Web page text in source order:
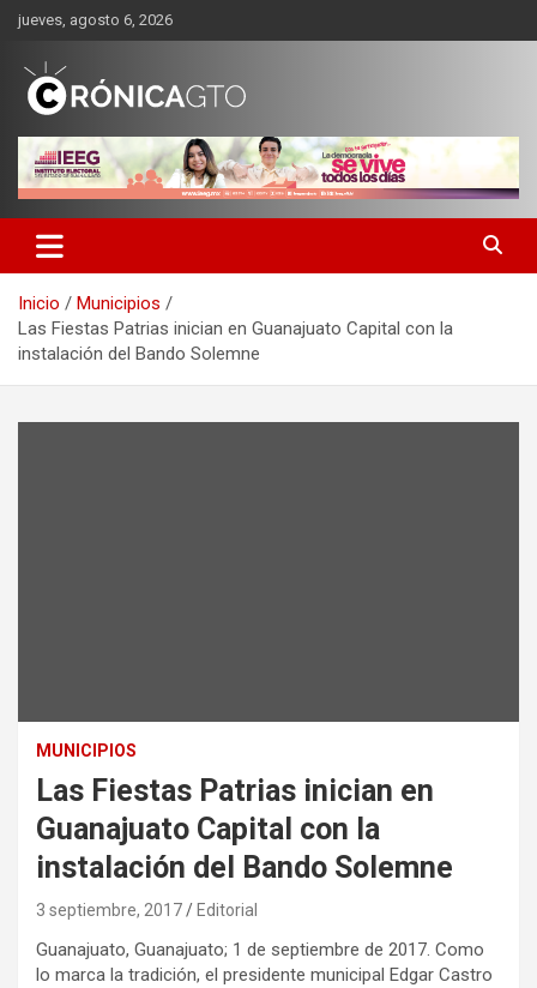
Saltar
contenido
jueves, agosto 6, 2026
CRONICA GUANAJUATO
Inicio
Municipios
Las Fiestas Patrias inician en Guanajuato Capital con la
instalación del Bando Solemne
MUNICIPIOS
Las Fiestas Patrias inician en
Guanajuato Capital con la
instalación del Bando Solemne
3 septiembre, 2017 Editorial
Guanajuato, Guanajuato; 1 de septiembre de 2017. Como
lo marca la tradición, el presidente municipal Edgar Castro